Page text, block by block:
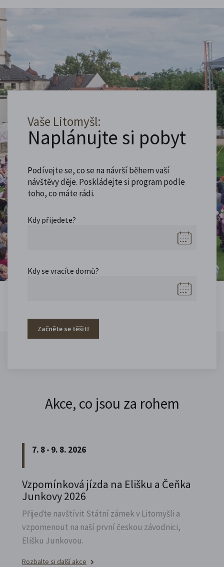
Vaše Litomyšl:
Naplánujte si pobyt
Podívejte se, co se na návrší během vaší
návštěvy děje. Poskládejte si program podle
toho, co máte rádi.
Kdy přijedete?
Kdy se vracíte domů?
Začněte se těšit!
Akce, co jsou za rohem
7. 8 - 9. 8. 2026
Vzpomínková jízda na Elišku a Čeňka
Junkovy 2026
Přijeďte navštívit Státní zámek v Litomyšli a
vzpomenout na naší první českou závodnici,
Elišku Junkovou.
Rozbalte si další akce